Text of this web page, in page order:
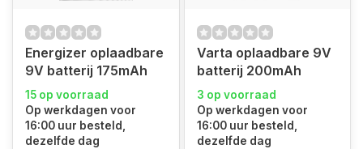
Energizer oplaadbare
9V batterij 175mAh
15 op voorraad
Op werkdagen voor
16:00 uur besteld,
dezelfde dag
Varta oplaadbare 9V
batterij 200mAh
3 op voorraad
Op werkdagen voor
16:00 uur besteld,
dezelfde dag